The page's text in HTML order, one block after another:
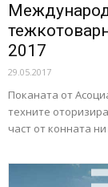
2017
29.05.2017
Поканата от
техните
част от конната